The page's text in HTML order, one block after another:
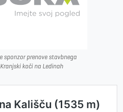
sponzor prenove stavbnega
koči na Ledinah